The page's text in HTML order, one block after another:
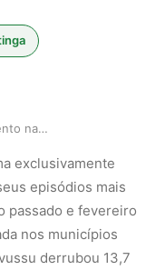
Recorde de desmatamento na Caatinga expõe fragi…
exclusivamente
episódios mais
passado e fevereiro
nos municípios
derrubou 13,7